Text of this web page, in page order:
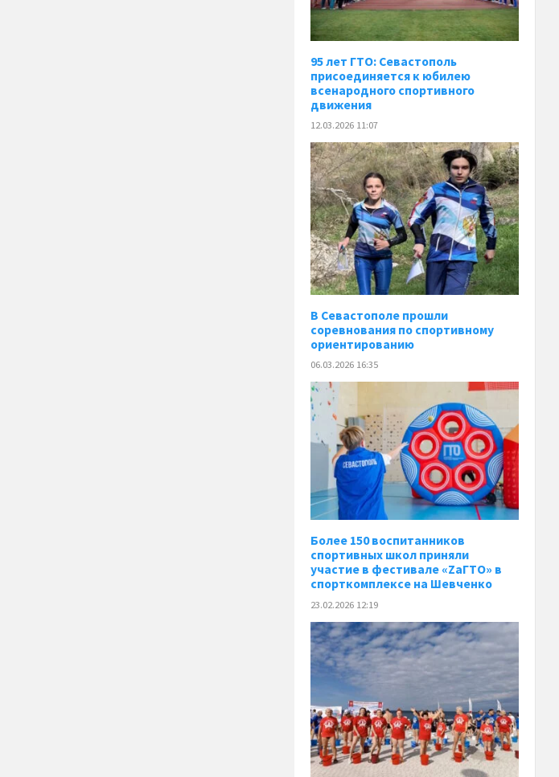
95 лет ГТО: Севастополь
присоединяется к юбилею
всенародного спортивного
движения
12.03.2026 11:07
В Севастополе прошли
соревнования по спортивному
ориентированию
06.03.2026 16:35
Более 150 воспитанников
спортивных школ приняли
участие в фестивале «ZaГТО» в
спорткомплексе на Шевченко
23.02.2026 12:19